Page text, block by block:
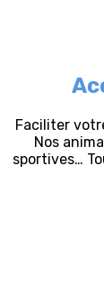
Faciliter
Nos
sportives…